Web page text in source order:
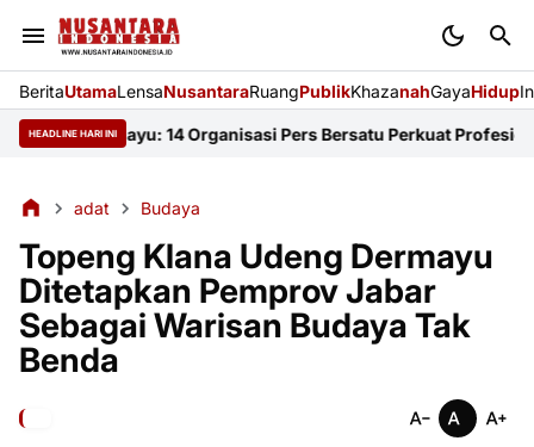
BeritaUtamaLensaNusantaraRuangPublikKhazanahGayaHidup
HEADLINE HARI INI
Indramayu: 14 Organisasi Pers Bersatu Perkuat Profesionalisme
adat Budaya
Topeng Klana Udeng Dermayu
Ditetapkan Pemprov Jabar
Sebagai Warisan Budaya Tak
Benda